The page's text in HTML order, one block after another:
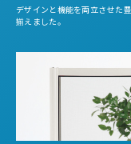
デザインと機能を両立させた
揃えました。